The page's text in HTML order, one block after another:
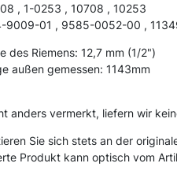
, 1-0253 , 10708 , 10253
9009-01 , 9585-0052-00 ,
des Riemens: 12,7 mm (1/2")
außen gemessen: 1143mm
anders vermerkt, liefern wir
Sie sich stets an der
Produkt kann optisch vom